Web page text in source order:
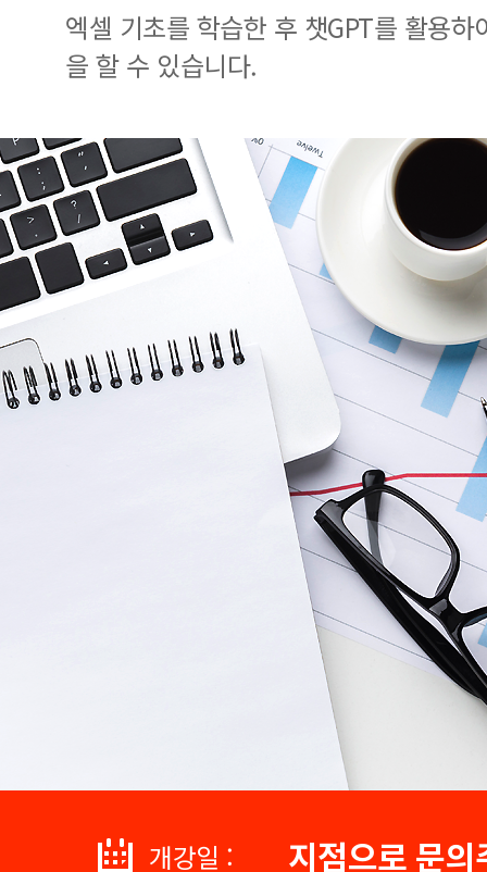
엑셀 기초를 학습한 후 챗GPT를 활용
을 할 수 있습니다.
개강일 : 지점으로 문